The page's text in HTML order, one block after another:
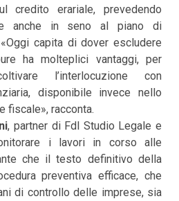
credito erariale, prevedendo
anche in seno al piano di
capita di dover escludere
ha molteplici vantaggi, per
l’interlocuzione con
disponibile invece nello
fiscale», racconta.
, partner di Fdl Studio Legale e
i lavori in corso alle
che il testo definitivo della
preventiva efficace, che
di controllo delle imprese, sia